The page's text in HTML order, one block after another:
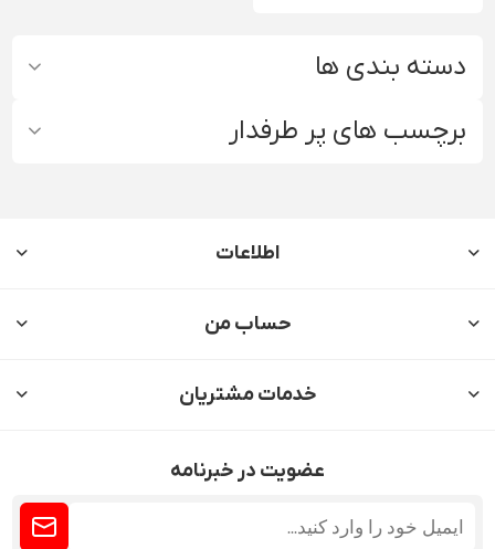
دسته بندی ها
برچسب های پر طرفدار
اطلاعات
حساب من
خدمات مشتریان
عضویت در خبرنامه